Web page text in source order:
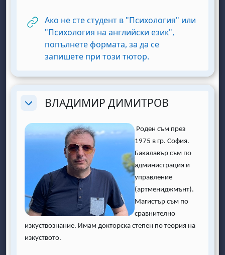
Ако не сте студент в "Психология" или
"Психология на английски език",
попълнете формата, за да се
запишете при този тютор.
ReplierВЛАДИМИР ДИМИТРОВ
Роден съм през
1975 в гр. София.
Бакалавър съм по
администрация и
управление
(артмениджмънт).
Магистър съм по
сравнително
изкуствознание. Имам докторска степен по теория на
изкуството.